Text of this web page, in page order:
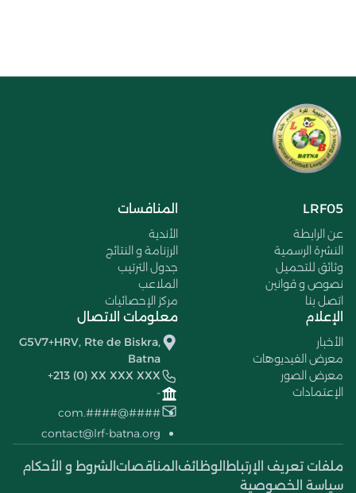
LRF05
عن الرابطة
النشرة الرسمية
وثائق للتحميل
نصوص و قوانين
اتصل بنا
المنافسات
الأندية
الرزنامة و النتائج
جدول الترتيب
الملاعب
مركز الإحصائيات
الإعلام
الأخبار
معرض الفيديوهات
معرض الصور
الإعتمادات
معلومات الاتصال
G5V7+HRV, Rte de Biskra,
Batna
+213 (0) XX XXX XXX
-
####@####.com
contact@lrf-batna.org
ملفات تعريف الإرتباط الوظائف المناقصات الشروط و الأحكام
سياسة الخصوصية